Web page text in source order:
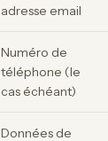
adresse email
Numéro de
téléphone (le
cas échéant)
Données de